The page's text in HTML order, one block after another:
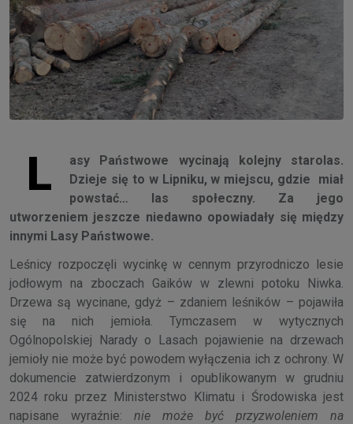
L
asy Państwowe wycinają kolejny starolas.
Dzieje się to w Lipniku, w miejscu, gdzie miał
powstać… las społeczny. Za jego
utworzeniem jeszcze niedawno opowiadały się między
innymi Lasy Państwowe.
Leśnicy rozpoczęli wycinkę w cennym przyrodniczo lesie
jodłowym na zboczach Gaików w zlewni potoku Niwka.
Drzewa są wycinane, gdyż – zdaniem leśników – pojawiła
się na nich jemioła. Tymczasem w wytycznych
Ogólnopolskiej Narady o Lasach pojawienie na drzewach
jemioły nie może być powodem wyłączenia ich z ochrony. W
dokumencie zatwierdzonym i opublikowanym w grudniu
2024 roku przez Ministerstwo Klimatu i Środowiska jest
napisane wyraźnie: nie może być przyzwoleniem na